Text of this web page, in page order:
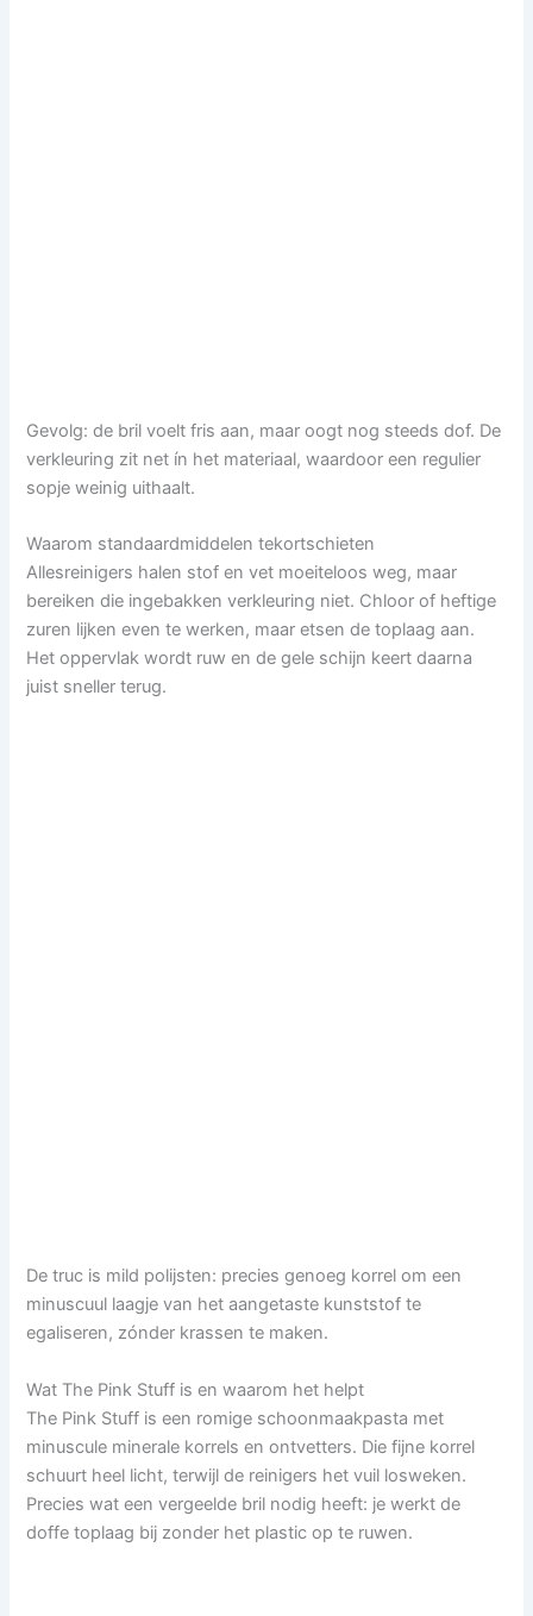
Gevolg: de bril voelt fris aan, maar oogt nog steeds dof. De
verkleuring zit net ín het materiaal, waardoor een regulier
sopje weinig uithaalt.
Waarom standaardmiddelen tekortschieten
Allesreinigers halen stof en vet moeiteloos weg, maar
bereiken die ingebakken verkleuring niet. Chloor of heftige
zuren lijken even te werken, maar etsen de toplaag aan.
Het oppervlak wordt ruw en de gele schijn keert daarna
juist sneller terug.
De truc is mild polijsten: precies genoeg korrel om een
minuscuul laagje van het aangetaste kunststof te
egaliseren, zónder krassen te maken.
Wat The Pink Stuff is en waarom het helpt
The Pink Stuff is een romige schoonmaakpasta met
minuscule minerale korrels en ontvetters. Die fijne korrel
schuurt heel licht, terwijl de reinigers het vuil losweken.
Precies wat een vergeelde bril nodig heeft: je werkt de
doffe toplaag bij zonder het plastic op te ruwen.